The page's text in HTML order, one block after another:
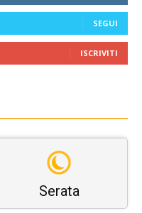
SEGUI
ISCRIVITI
Serata